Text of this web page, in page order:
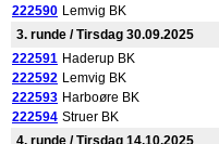
222590 Lemvig BK
3. runde / Tirsdag 30.09.2025
222591 Haderup BK
222592 Lemvig BK
222593 Harboøre BK
222594 Struer BK
4. runde / Tirsdag 14.10.2025